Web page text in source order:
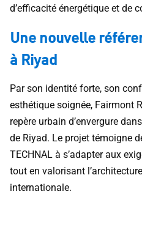
d’efficacité énergétique et de
Une nouvelle
à Riyad
Par son identité forte, son
esthétique soignée, Fairmont
repère urbain d’envergure
de Riyad. Le projet témoigne
TECHNAL à s’adapter aux
tout en valorisant
internationale.